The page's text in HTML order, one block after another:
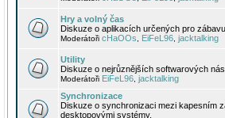
Hry a volný čas
Diskuze o aplikacích určených pro
Moderátoři cHaOOs EiFeL96 jacktalking
Utility
Diskuze o nejrůznějších softwarových
Moderátoři EiFeL96 jacktalking
Synchronizace
Diskuze o synchronizaci mezi kapesním
desktopovými systémy.